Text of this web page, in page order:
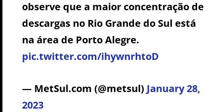
observe que a maior concentração de
descargas no Rio Grande do Sul está
na área de Porto Alegre.
pic.twitter.com/ihywnrhtoD
— MetSul.com (@metsul) January 28,
2023